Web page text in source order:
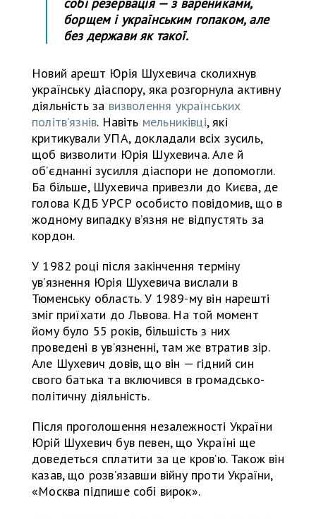
собі резервація — з варениками,
борщем і українським гопаком, але
без держави як такої.
Новий арешт Юрія Шухевича сколихнув
українську діаспору, яка розгорнула активну
діяльність за визволення українських
політвʼязнів. Навіть мельниківці, які
критикували УПА, докладали всіх зусиль,
щоб визволити Юрія Шухевича. Але й
обʼєднанні зусилля діаспори не допомогли.
Ба більше, Шухевича привезли до Києва, де
голова КДБ УРСР особисто повідомив, що в
жодному випадку в’язня не відпустять за
кордон.
У 1982 році після закінчення терміну
увʼязнення Юрія Шухевича вислали в
Тюменську область. У 1989-му він нарешті
зміг приїхати до Львова. На той момент
йому було 55 років, більшість з них
проведені в увʼязненні, там же втратив зір.
Але Шухевич довів, що він — гідний син
свого батька та включився в громадсько-
політичну діяльність.
Після проголошення незалежності України
Юрій Шухевич був певен, що Україні ще
доведеться сплатити за це кровʼю. Також він
казав, що розвʼязавши війну проти України,
«Москва підпише собі вирок».